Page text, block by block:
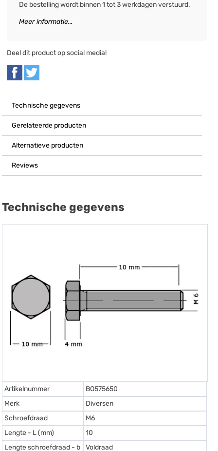
De bestelling wordt binnen 1 tot 3 werkdagen verstuurd.
Meer informatie...
Deel dit product op social media!
Technische gegevens
Gerelateerde producten
Alternatieve producten
Reviews
Technische gegevens
Artikelnummer
BO575650
Merk
Diversen
Schroefdraad
M6
Lengte - L (mm)
10
Lengte schroefdraad - b
Voldraad